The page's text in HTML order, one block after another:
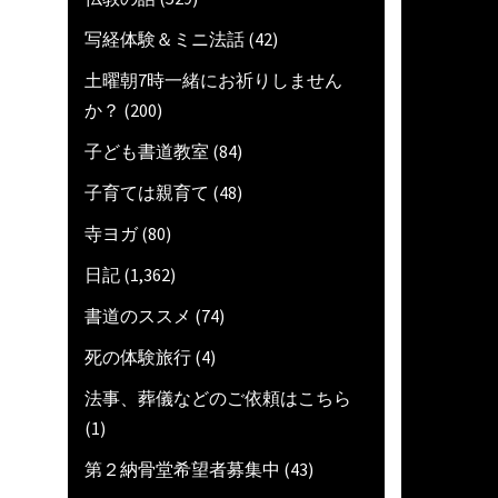
写経体験＆ミニ法話 (42)
土曜朝7時一緒にお祈りしません
か？ (200)
子ども書道教室 (84)
子育ては親育て (48)
寺ヨガ(80)
日記 (1,362)
書道のススメ (74)
死の体験旅行 (4)
法事、葬儀などのご依頼はこちら
(1)
第２納骨堂希望者募集中 (43)